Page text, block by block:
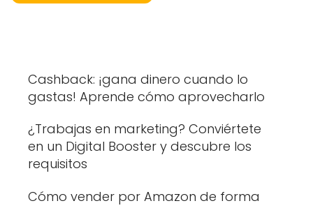
Cashback: ¡gana dinero cuando lo
gastas! Aprende cómo aprovecharlo
¿Trabajas en marketing? Conviértete
en un Digital Booster y descubre los
requisitos
Cómo vender por Amazon de forma